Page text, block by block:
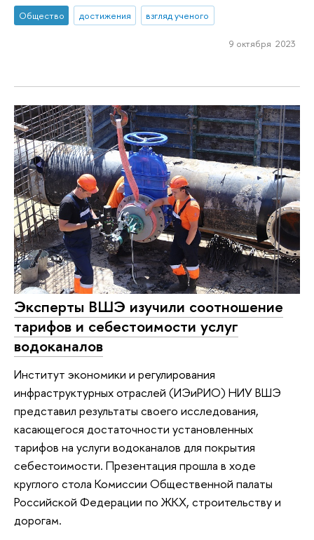
Общество достижения взгляд ученого
9 октября 2023
Эксперты ВШЭ изучили соотношение
тарифов и себестоимости услуг
водоканалов
Институт экономики и регулирования
инфраструктурных отраслей (ИЭиРИО) НИУ ВШЭ
представил результаты своего исследования,
касающегося достаточности установленных
тарифов на услуги водоканалов для покрытия
себестоимости. Презентация прошла в ходе
круглого стола Комиссии Общественной палаты
Российской Федерации по ЖКХ, строительству и
дорогам.